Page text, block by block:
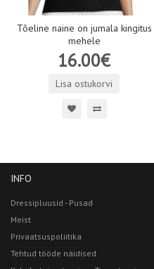
Tõeline naine on jumala kingitus
mehele
16.00€
Lisa ostukorvi
INFO
Dressipluusid - Pusad
Meist
Privaatsuspoliitika
Tehtud tööde näidised